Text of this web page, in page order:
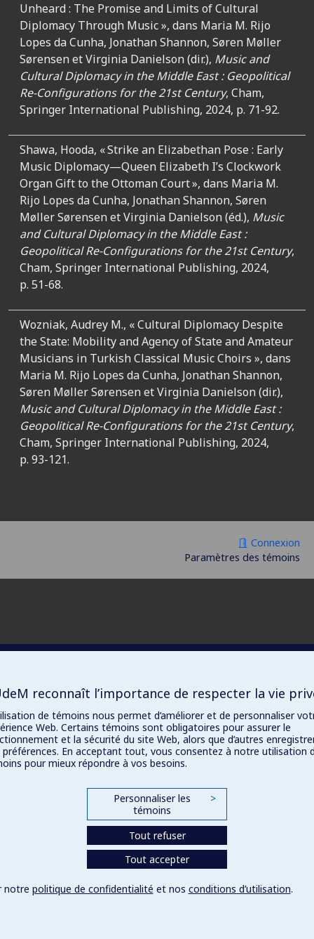
Unheard : The Promise and Limits of Cultural
Diplomacy Through Music », dans Maria M. Rijo
Lopes da Cunha, Jonathan Shannon, Søren Møller
Sørensen et Virginia Danielson (dir.), Music and
Cultural Diplomacy in the Middle East : Geopolitical
Re-Configurations for the 21st Century, Cham,
Springer International Publishing, 2024, p. 71-92.
Shawa, Hooda, « Strike an Elizabethan Pose : Early
Music Diplomacy—Queen Elizabeth I’s Clockwork
Organ Gift to the Ottoman Court », dans Maria M.
Rijo Lopes da Cunha, Jonathan Shannon, Søren
Møller Sørensen et Virginia Danielson (éd.), Music
and Cultural Diplomacy in the Middle East :
Geopolitical Re-Configurations for the 21st Century,
Cham, Springer International Publishing, 2024,
p. 51-68.
Wozniak, Audrey M., « Cultural Diplomacy Despite
the State: Mobility and Agency of State and Amateur
Musicians in Turkish Classical Music Choirs », dans
Maria M. Rijo Lopes da Cunha, Jonathan Shannon,
Søren Møller Sørensen et Virginia Danielson (dir.),
Music and Cultural Diplomacy in the Middle East :
Geopolitical Re-Configurations for the 21st Century,
Cham, Springer International Publishing, 2024,
p. 93-121.
Connexion
Paramètres des témoins
reconnaît l’importance de respecter la vie
de témoins nous permet d’améliorer et de personnaliser
Web. Certains témoins sont obligatoires pour assurer le
et la sécurité du site Web, alors que d’autres
préférences. En acceptant tout, vous consentez à notre utilisation
pour mieux répondre à vos besoins.
Personnaliser les
témoins
>
Tout refuser
Tout accepter
notre politique de confidentialité et nos conditions d’utilisation.